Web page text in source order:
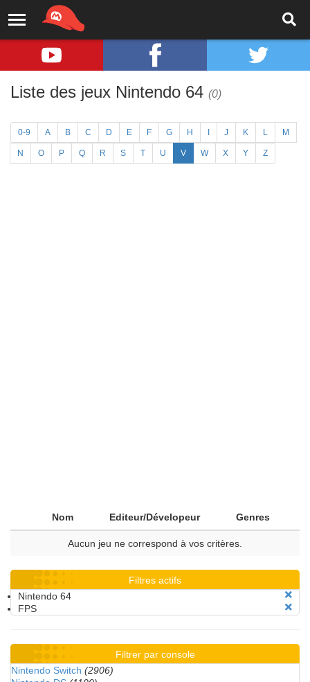
Liste des jeux Nintendo 64 (0)
0-9 A B C D E F G H J K L M
N O P Q R S T U V W X Y Z
Nom Editeur/Dévelopeur Genres
Aucun jeu ne correspond à vos critères.
Filtres actifs
Nintendo 64
FPS
Filtrer par console
Nintendo Switch (2906)